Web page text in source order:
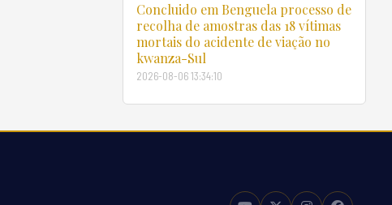
Concluido em Benguela processo de
recolha de amostras das 18 vítimas
mortais do acidente de viação no
kwanza-Sul
2026-08-06 13:34:10